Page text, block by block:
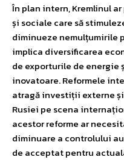
În plan intern, Kremlinul
și sociale care să
diminueze nemulțumirile
implica diversificarea
de exporturile de
inovatoare. Reformele
atragă investiții externe
Rusiei pe scena
acestor reforme ar
diminuare a controlului
de acceptat pentru